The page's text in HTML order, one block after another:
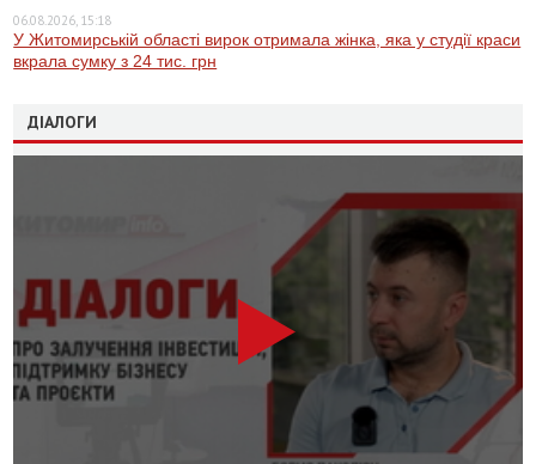
06.08.2026, 15:18
У Житомирській області вирок отримала жінка, яка у студії краси
вкрала сумку з 24 тис. грн
ДІАЛОГИ